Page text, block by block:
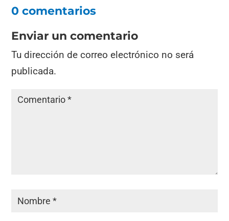
0 comentarios
Enviar un comentario
Tu dirección de correo electrónico no será
publicada.